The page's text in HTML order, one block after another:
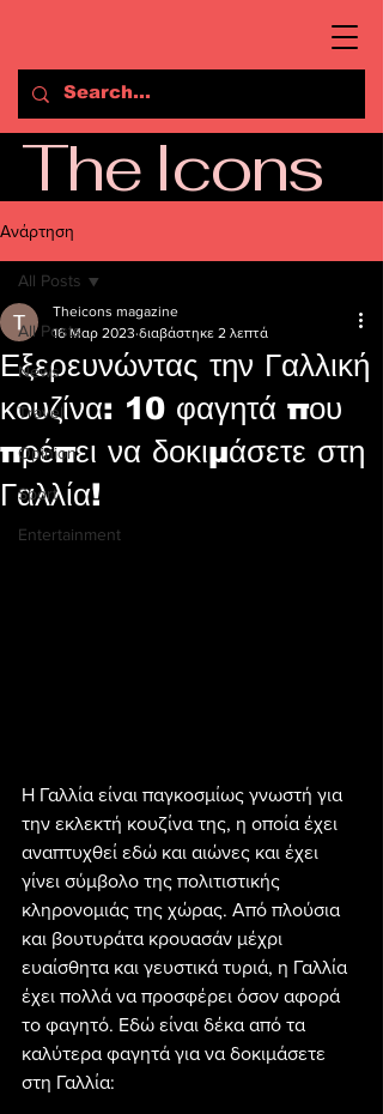
The Icons
Ανάρτηση
All Posts
News
Travel
Opinion
Sport
Entertainment
All Posts
Εξερευνώντας την Γαλλική
κουζίνα: 10 φαγητά που
πρέπει να δοκιμάσετε στη
Γαλλία!
Theicons magazine
16 Μαρ 2023 διαβάστηκε 2 λεπτά
Η Γαλλία είναι παγκοσμίως γνωστή για
την εκλεκτή κουζίνα της, η οποία έχει
αναπτυχθεί εδώ και αιώνες και έχει
γίνει σύμβολο της πολιτιστικής
κληρονομιάς της χώρας. Από πλούσια
και βουτυράτα κρουασάν μέχρι
ευαίσθητα και γευστικά τυριά, η Γαλλία
έχει πολλά να προσφέρει όσον αφορά
το φαγητό. Εδώ είναι δέκα από τα
καλύτερα φαγητά για να δοκιμάσετε
στη Γαλλία: